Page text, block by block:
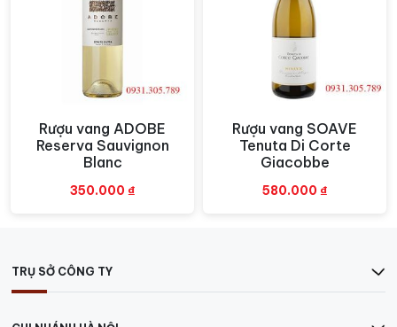
tinh tế và đặc trưng của trái nho.
Xem nhanh
Rượu vang ADOBE
Reserva Sauvignon
Blanc
350.000 ₫
Xem nhanh
Rượu vang SOAVE
Tenuta Di Corte
Giacobbe
580.000 ₫
TRỤ SỞ CÔNG TY